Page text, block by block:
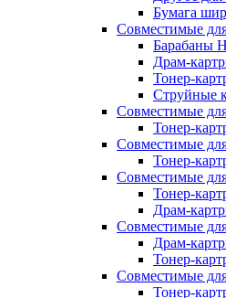
Бумага
Совместимые
Барабаны
Драм-
Тонер-
Струйные
Совместимые
Тонер-
Совместимые
Тонер-
Совместимые
Тонер-
Драм-
Совместимые
Драм-
Тонер-
Совместимые
Тонер-